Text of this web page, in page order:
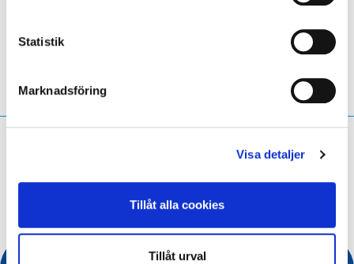
Statistik
Marknadsföring
Visa detaljer
Tillåt alla cookies
Tillåt urval